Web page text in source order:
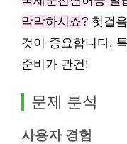
막막하시죠? 헛걸
것이 중요합니다.
준비가 관건!
문제 분석
사용자 경험